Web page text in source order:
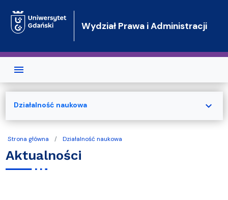
Wydział Prawa i Administracji
Strona główna Działalność naukowa
Aktualności
Działalność naukowa expand_more